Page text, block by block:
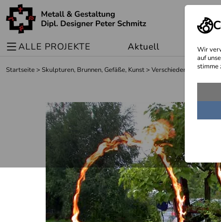
Wir
auf
stimme
ALLE PROJEKTE Aktuell
Startseite> Skulpturen, Brunnen, Gefäße, Kunst> Verschiedene